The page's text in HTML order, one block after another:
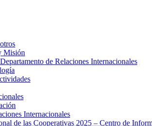
Misión
de Relaciones Internacionales
Internacionales
de las Cooperativas 2025 – Centro de